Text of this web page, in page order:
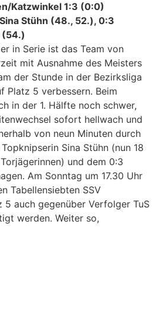
Katzwinkel 1:3 (0:0)
Stühn (48., 52.), 0:3
(54.)
in Serie ist das Team von
mit Ausnahme des Meisters
der Stunde in der Bezirksliga
Platz 5 verbessern. Beim
in der 1. Hälfte noch schwer,
sofort hellwach und
von neun Minuten durch
Sina Stühn (nun 18
und dem 0:3
Am Sonntag um 17.30 Uhr
Tabellensiebten SSV
5 auch gegenüber Verfolger TuS
werden. Weiter so,